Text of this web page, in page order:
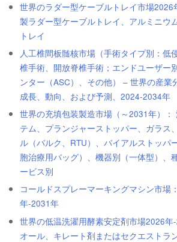
世界のラダー型ケーブルトレイ市場
製ラダー型ケーブルトレイ、アルミニウ
トレイ
人工椎間板髄核市場（手術タイプ別：低
椎手術、開放脊椎手術；エンドユーザー
ンター（ASC）、その他） – 世界の産業
成長、動向、および予測、2024-2034年
世界の充填包装製造市場（～2031年）：
テム、プランジャーストッパー、ガラス
ル（バルク、RTU）、バイアルストッパ
胞治療用バッグ）、機器別（一体型）、
ービス別
コールドスプレーマーキングマシン市場
年-2031年
世界の低温洗濯用酵素安定剤市場2026年
オール、キレート剤またはセクエストラ